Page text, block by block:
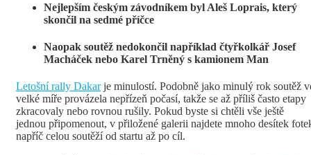
Nejlepším českým závodníkem byl Aleš Loprais, který
skončil na sedmé příčce
Naopak soutěž nedokončil například čtyřkolkář Josef
Macháček nebo Karel Trněný s kamionem Man
Letošní rally Dakarje minulostí. Podobně jako minulý rok soutěž
velké míře provázela nepřízeň počasí, takže se až příliš často etapy
zkracovaly nebo rovnou rušily. Pokud byste si chtěli vše ještě
jednou připomenout, v přiložené galerii najdete mnoho desítek
napříč celou soutěží od startu až po cíl.